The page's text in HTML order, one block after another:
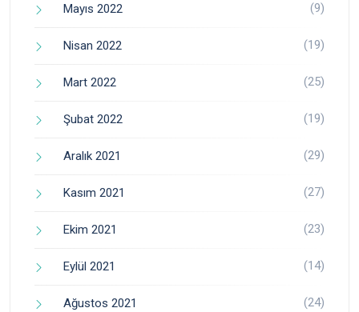
Mayıs 2022 (9)
Nisan 2022 (19)
Mart 2022 (25)
Şubat 2022 (19)
Aralık 2021 (29)
Kasım 2021 (27)
Ekim 2021 (23)
Eylül 2021 (14)
Ağustos 2021 (24)